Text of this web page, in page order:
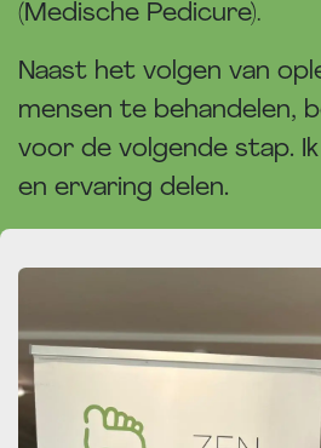
(Medische Pedicure).
Naast het volgen van
mensen te behandelen,
voor de volgende stap. Ik
en ervaring delen.